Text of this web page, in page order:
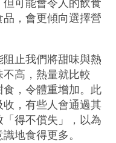
，會更傾向選擇營
止我們將甜味與熱
高，熱量就比較
，令體重增加。此
，有些人會通過其
得不償失」，以為
地食得更多。